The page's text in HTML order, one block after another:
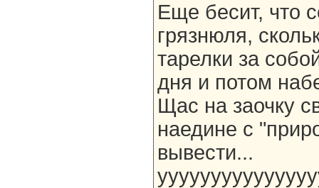
Еще бесит, что
грязнюля,
тарелки за
дня и потом
Щас на заочку
наедине с
вывести...